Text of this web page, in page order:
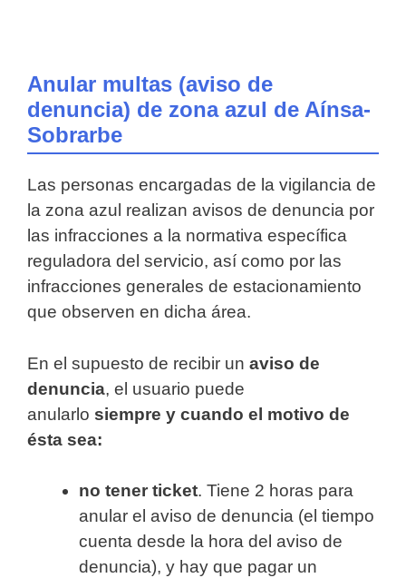
Anular multas (aviso de
denuncia) de zona azul de Aínsa-
Sobrarbe
Las personas encargadas de la vigilancia de
la zona azul realizan avisos de denuncia por
las infracciones a la normativa específica
reguladora del servicio, así como por las
infracciones generales de estacionamiento
que observen en dicha área.
En el supuesto de recibir un aviso de
denuncia, el usuario puede
anularlo siempre y cuando el motivo de
ésta sea:
no tener ticket. Tiene 2 horas para
anular el aviso de denuncia (el tiempo
cuenta desde la hora del aviso de
denuncia), y hay que pagar un